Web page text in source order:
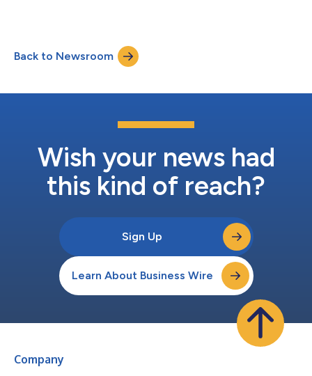
da inteligência de nível decisório da Moody’s nos ambientes
corporativos onde seus clientes trabalham diariamente. “Há
mais de 115 anos, a Moody’s serv...
Back to Newsroom
Wish your news had
this kind of reach?
Sign Up
Learn About Business Wire
Company